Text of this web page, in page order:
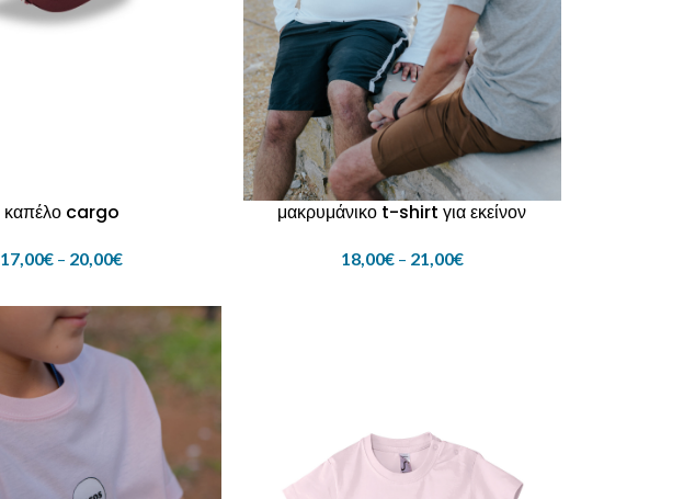
καπέλο cargo
17,00€ – 20,00€
μακρυμάνικο t-shirt για εκείνον
18,00€ – 21,00€